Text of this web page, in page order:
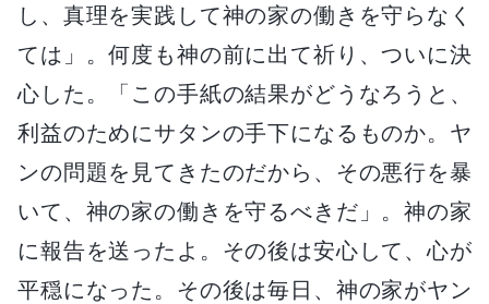
し、真理を実践して神の家の働きを守らなく
ては」。何度も神の前に出て祈り、ついに決
心した。「この手紙の結果がどうなろうと、
利益のためにサタンの手下になるものか。ヤ
ンの問題を見てきたのだから、その悪行を暴
いて、神の家の働きを守るべきだ」。神の家
に報告を送ったよ。その後は安心して、心が
平穏になった。その後は毎日、神の家がヤン